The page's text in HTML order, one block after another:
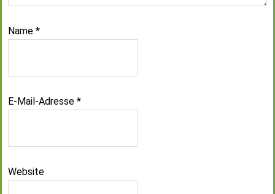
Name *
E-Mail-Adresse *
Website